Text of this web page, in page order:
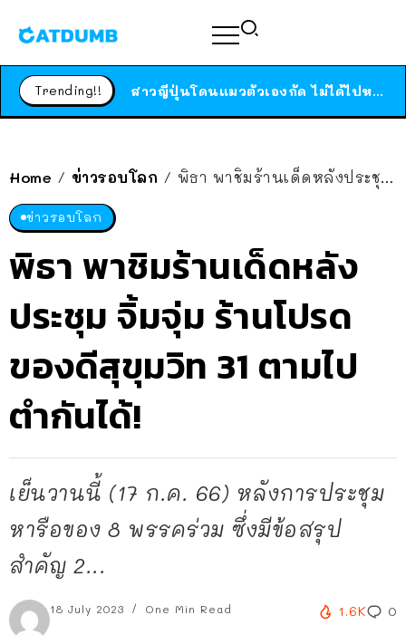
Trending!! สาวญี่ปุ่นโดนแมวตัวเองกัด ไม่ได้ไปหาหมอตั้งแต่เนิ่นๆ สุดท้ายขาบวม กลายเป็นโรคเนื้อเน่า เตือนทาสแมวทั้งหลายให้ระวัง
Home / ข่าวรอบโลก / พิธา พาชิมร้านเด็ดหลังประชุม จิ้มจุ่ม ร้านโปรด ของดีสุขุมวิท 31 ตามไปตำกันได้!
ข่าวรอบโลก
พิธา พาชิมร้านเด็ดหลัง
ประชุม จิ้มจุ่ม ร้านโปรด
ของดีสุขุมวิท 31 ตามไป
ตำกันได้!
เย็นวานนี้ (17 ก.ค. 66) หลังการประชุม
หารือของ 8 พรรคร่วม ซึ่งมีข้อสรุป
สำคัญ 2...
18 July 2023 One Min Read 1.6K 0